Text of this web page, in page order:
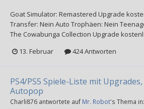
Goat Simulator: Remastered Upgrade
Transfer: Nein Auto Trophäen: Nein
The Cowabunga Collection Upgrade
13. Februar
424 Antworten
PS4/PS5 Spiele-Liste mit
Autopop
Charli876 antwortete auf Mr. Robot's Thema in: